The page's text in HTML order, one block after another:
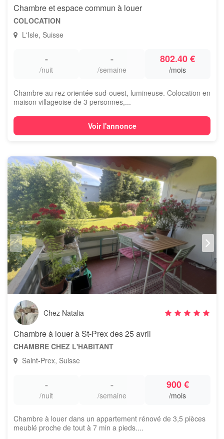
Chambre et espace commun à louer
COLOCATION
L'Isle, Suisse
-
/nuit
-
/semaine
802.40 €
/mois
Chambre au rez orientée sud-ouest, lumineuse. Colocation en
maison villageoise de 3 personnes,...
Voir l'annonce
Chez Natalia
Chambre à louer à St-Prex des 25 avril
CHAMBRE CHEZ L'HABITANT
Saint-Prex, Suisse
-
/nuit
-
/semaine
900 €
/mois
Chambre à louer dans un appartement rénové de 3,5 pièces
meublé proche de tout à 7 min a pieds....